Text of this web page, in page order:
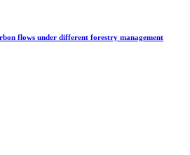
flows under different forestry management